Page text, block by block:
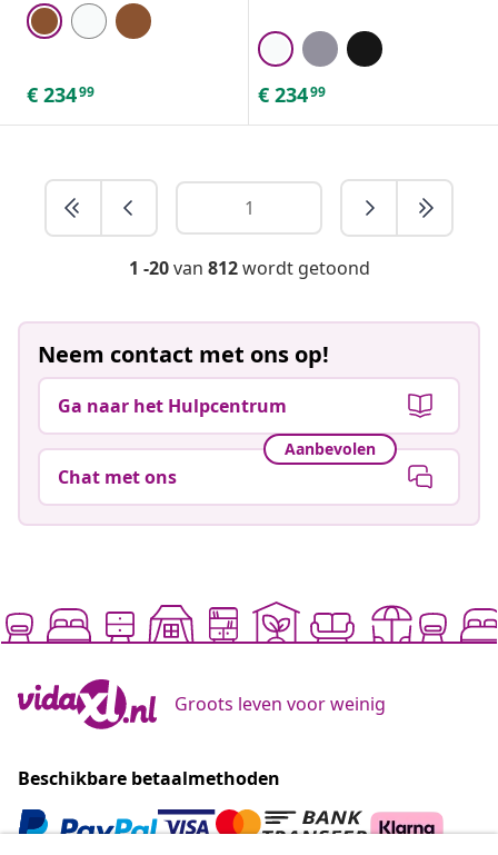
€ 23499 € 23499
1 -20van 812wordt getoond
Neem contact met ons op!
Ga naar het Hulpcentrum
Aanbevolen
Chat met ons
Groots leven voor weinig
Beschikbare betaalmethoden